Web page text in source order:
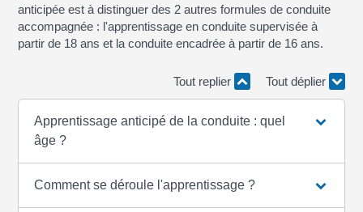
anticipée est à distinguer des 2 autres formules de conduite
accompagnée : l'apprentissage en conduite supervisée à
partir de 18 ans et la conduite encadrée à partir de 16 ans.
Tout replier Tout déplier
Apprentissage anticipé de la conduite : quel
âge ?
Comment se déroule l'apprentissage ?